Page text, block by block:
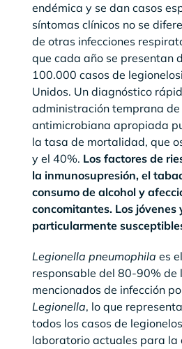
endémica y se dan casos
síntomas clínicos no se
de otras infecciones
que cada año se presentan
100.000 casos de
Unidos. Un diagnóstico
administración temprana
antimicrobiana apropiada
la tasa de mortalidad, que
y el 40%. Los factores de
la inmunosupresión, el
consumo de alcohol y
concomitantes. Los jóvenes
particularmente
Legionella pneumophila es
responsable del 80-90% de
mencionados de infección
Legionella, lo que
todos los casos de
laboratorio actuales para la